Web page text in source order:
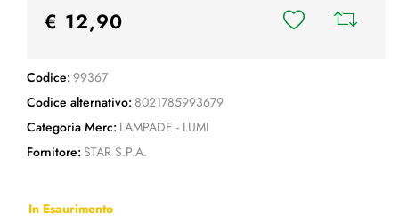
€ 12,90
Codice: 99367
Codice alternativo: 8021785993679
Categoria Merc: LAMPADE - LUMI
Fornitore: STAR S.P.A.
In Esaurimento